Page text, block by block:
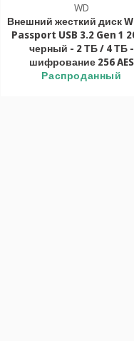
WD
Внешний жесткий диск
Passport USB 3.2 Gen 1
черный - 2 ТБ / 4 ТБ -
шифрование 256 AES
Распроданный